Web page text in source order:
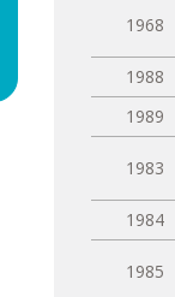
1968
1988
1989
1983
1984
1985